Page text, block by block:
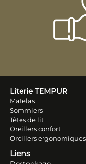
Literie TEMPUR
Matelas
Sommiers
Têtes de lit
Oreillers confort
Oreillers ergonomiques
Liens